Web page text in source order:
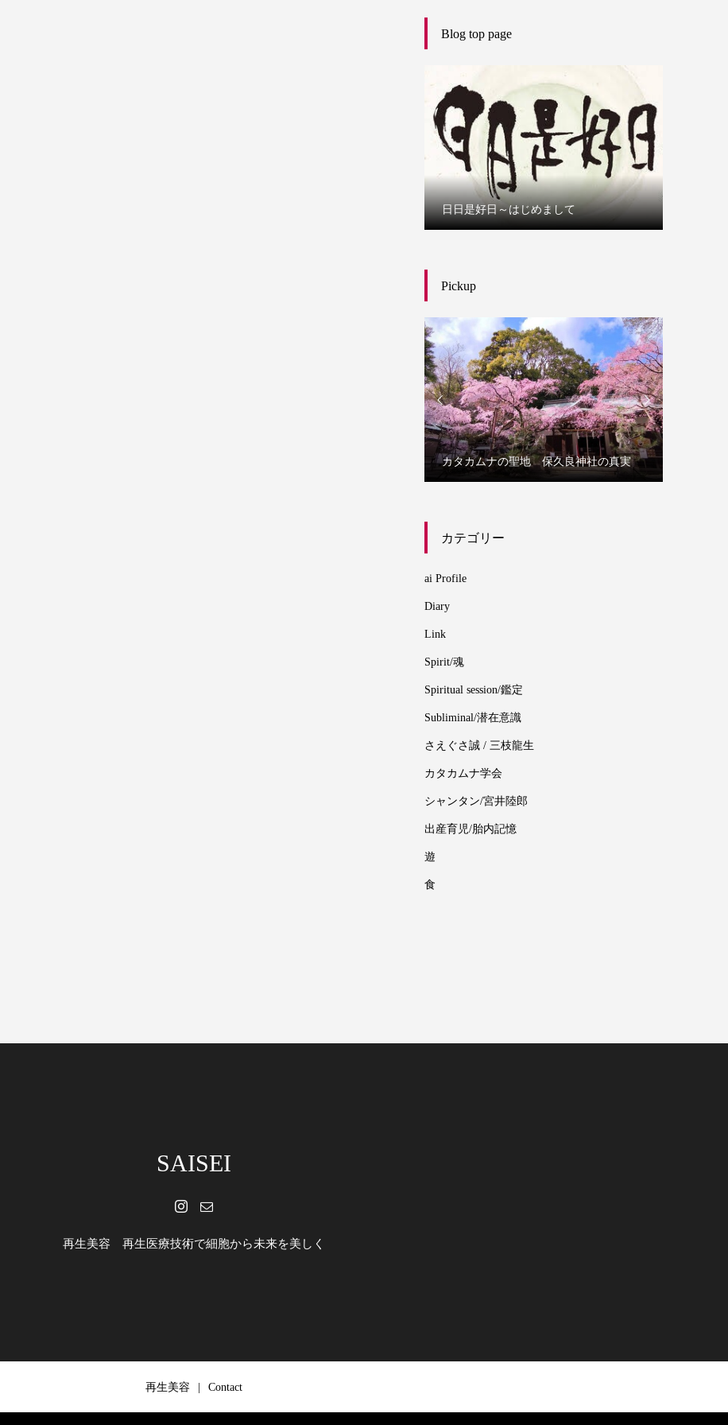
Blog top page
日日是好日～はじめまして
Pickup

カタカムナの聖地 保久良神社の真実

カテゴリー
ai Profile
Diary
Link
Spirit/魂
Spiritual session/鑑定
Subliminal/潜在意識
さえぐさ誠 / 三枝龍生
カタカムナ学会
シャンタン/宮井陸郎
出産育児/胎内記憶
遊
食
SAISEI
再生美容 再生医療技術で細胞から未来を美しく
再生美容 Contact